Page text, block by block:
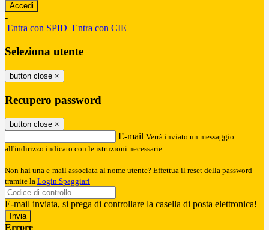
-
Entra con SPID Entra con CIE
Seleziona utente
button close ×
Recupero password
button close ×
E-mail Verrà inviato un messaggio
all'indirizzo indicato con le istruzioni necessarie.
Non hai una e-mail associata al nome utente? Effettua il reset della password
tramite la Login Spaggiari
E-mail inviata, si prega di controllare la casella di posta elettronica!
Errore